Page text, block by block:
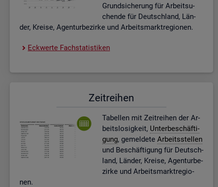
Grund­si­che­rung für Ar­beit­su­
chen­de für Deutsch­land, Län­
der, Krei­se, Agen­tur­be­zir­ke und Ar­beits­markt­re­gio­nen.
Eck­wer­te Fach­sta­tis­ti­ken
Zeit­rei­hen
Ta­bel­len mit Zeit­rei­hen der Ar­
beits­lo­sig­keit, Un­ter­be­schäf­ti­
gung, ge­mel­de­te Ar­beits­stel­len
und Be­schäf­ti­gung für Deutsch­
land, Län­der, Krei­se, Agen­tur­be­
zir­ke und Ar­beits­markt­re­gio­
nen.